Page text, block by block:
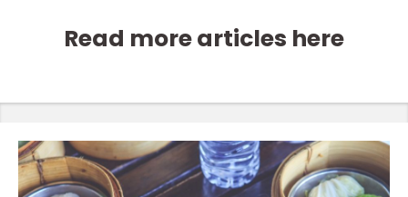
Read more articles here